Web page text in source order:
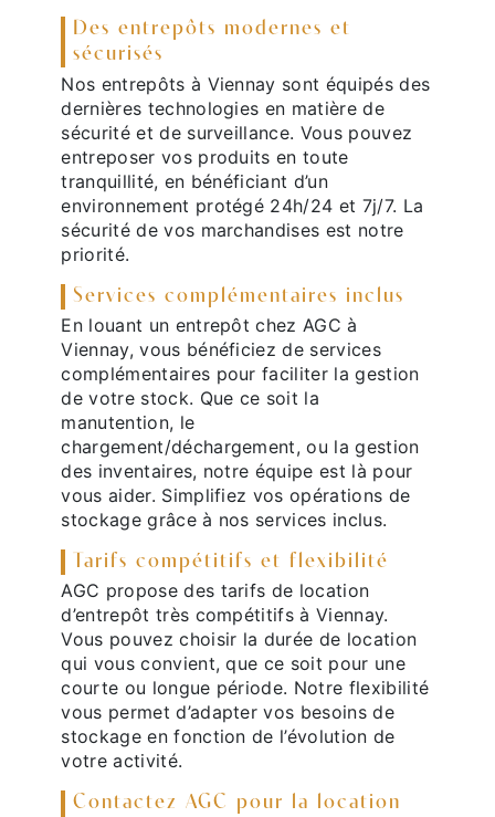
Des entrepôts modernes et
sécurisés
Nos entrepôts à Viennay sont équipés des
dernières technologies en matière de
sécurité et de surveillance. Vous pouvez
entreposer vos produits en toute
tranquillité, en bénéficiant d’un
environnement protégé 24h/24 et 7j/7. La
sécurité de vos marchandises est notre
priorité.
Services complémentaires inclus
En louant un entrepôt chez AGC à
Viennay, vous bénéficiez de services
complémentaires pour faciliter la gestion
de votre stock. Que ce soit la
manutention, le
chargement/déchargement, ou la gestion
des inventaires, notre équipe est là pour
vous aider. Simplifiez vos opérations de
stockage grâce à nos services inclus.
Tarifs compétitifs et flexibilité
AGC propose des tarifs de location
d’entrepôt très compétitifs à Viennay.
Vous pouvez choisir la durée de location
qui vous convient, que ce soit pour une
courte ou longue période. Notre flexibilité
vous permet d’adapter vos besoins de
stockage en fonction de l’évolution de
votre activité.
Contactez AGC pour la location